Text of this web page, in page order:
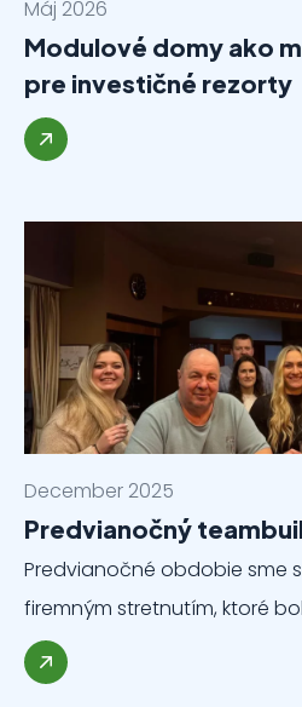
Máj 2026
Modulové domy ako
pre investičné rezorty
December 2025
Predvianočný
Predvianočné obdobie sme
firemným stretnutím, ktoré